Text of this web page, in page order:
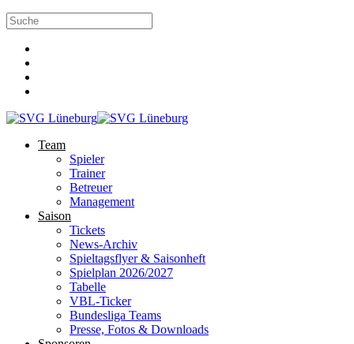
Team
Spieler
Trainer
Betreuer
Management
Saison
Tickets
News-Archiv
Spieltagsflyer & Saisonheft
Spielplan 2026/2027
Tabelle
VBL-Ticker
Bundesliga Teams
Presse, Fotos & Downloads